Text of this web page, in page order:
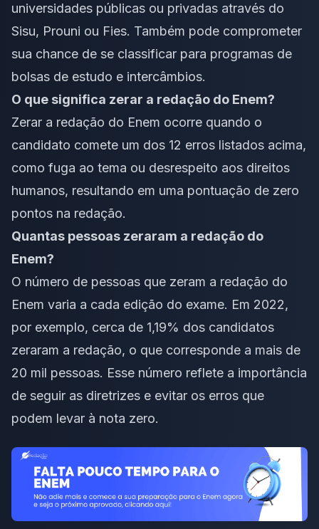
universidades públicas ou privadas através do
Sisu, Prouni ou Fies. Também pode comprometer
sua chance de se classificar para programas de
bolsas de estudo e intercâmbios.
O que significa zerar a redação do Enem?
Zerar a redação do Enem ocorre quando o
candidato comete um dos 12 erros listados acima,
como fuga ao tema ou desrespeito aos direitos
humanos, resultando em uma pontuação de zero
pontos na redação.
Quantas pessoas zeraram a redação do
Enem?
O número de pessoas que zeram a redação do
Enem varia a cada edição do exame. Em 2022,
por exemplo, cerca de 1,19% dos candidatos
zeraram a redação, o que corresponde a mais de
20 mil pessoas. Esse número reflete a importância
de seguir as diretrizes e evitar os erros que
podem levar à nota zero.